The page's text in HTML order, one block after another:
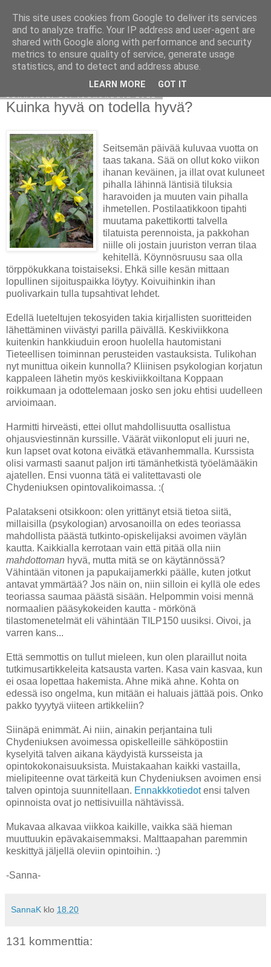
Avoin blogiskelija
Kuinka hyvä on todella hyvä?
Seitsemän päivää kuluvaa vuotta on
taas takana. Sää on ollut koko viikon
ihanan keväinen, ja illat ovat kuluneet
pihalla lähinnä läntisiä tiluksia
haravoiden ja muuten vain pihalla
ihmetellen. Postilaatikkoon tipahti
muutama pakettikortti talvella
tilatuista perennoista, ja pakkohan
niille oli jostain juuriston verran tilaa
kehitellä. Köynnösruusu saa olla
törppökukkana toistaiseksi. Ehkä sille kesän mittaan
lopullinen sijoituspaikka löytyy. Koivuihinkin ihan
puolivarkain tulla tupsahtivat lehdet.
Edellä lueteltujen tekosyiden takia kirjallisten suoritteiden
lähettäminen viivästyi parilla päivällä. Keskiviikkona
kuitenkin hankkiuduin eroon huolella hautomistani
Tieteellisen toiminnan perusteiden vastauksista. Tulikohan
nyt munittua oikein kunnolla? Kliinisen psykologian korjatun
kappaleen lähetin myös keskiviikkoiltana Koppaan
roikkumaan ja odottelemaan josko sen joku ehtisi uudelleen
arvioimaan.
Harmitti hirveästi, ettei ollut mahdollisuutta osallistua
ohjausviestinnän kurssille. Väärät viikonloput eli juuri ne,
kun lapset ovat kotona eivätkä etävanhemmalla. Kurssista
olisi varmasti saanut paljon irti tämänhetkistä työelämääkin
ajatellen. Ensi vuonna tätä ei valitettavasti ole
Chydeniuksen opintovalikoimassa. :(
Palatakseni otsikkoon: olen yrittänyt etsiä tietoa siitä,
millaisilla (psykologian) arvosanoilla on edes teoriassa
mahdollista päästä tutkinto-opiskelijaksi avoimen väylän
kautta. Kaikkialla kerrotaan vain että pitää olla niin
mahdottoman hyvä, mutta mitä se on käytännössä?
Vähintään vitonen ja papukaijamerkki päälle, kuten jotkut
antavat ymmärtää? Jos näin on, niin silloin ei kyllä ole edes
teoriassa saumaa päästä sisään. Helpommin voisi mennä
normaalien pääsykokeiden kautta - mörkönä
tilastomenetelmät eli vähintään TILP150 uusiksi. Oivoi, ja
varren kans...
Että semmottis on tullut mieleen, kun olen plaraillut noita
tutkimusartikkeleita katsausta varten. Kasa vain kasvaa, kun
ei osaa lopettaa hakemista. Ahne mikä ahne. Kohta on
edessä iso ongelma, kun mitään ei haluais jättää pois. Onko
pakko tyyytyä viiteen artikkeliin?
Siinäpä enimmät. Ai niin, ainakin perjantaina tuli
Chydeniuksen avoimessa opiskelleille sähköpostiin
kyselyitä talven aikana käydyistä kursseista ja
opintokokonaisuuksista. Muistakaahan kaikki vastailla,
mielipiteenne ovat tärkeitä kun Chydeniuksen avoimen ensi
talven opintoja suunnitellaan. Ennakkkotiedotensi talven
opinnoista ovat jo nettisivuilla nähtävissä.
Mukavaa alkavaa viikkoa kaikille, vaikka sää hieman
muuttuukin epävakaisemmaksi. Malttaapahan paremmin
keskittyä jäljellä oleviin opintoihin. :)
-Sanna-
SannaK klo 18.20
131 kommenttia:
This site uses cookies from Google to deliver its services
and to analyze traffic. Your IP address and user-agent are
shared with Google along with performance and security
metrics to ensure quality of service, generate usage
statistics, and to detect and address abuse.
LEARN MORE GOT IT